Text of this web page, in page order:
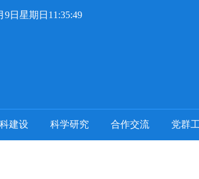
9日星期日11:35:50
建设 科学研究 合作交流 党群